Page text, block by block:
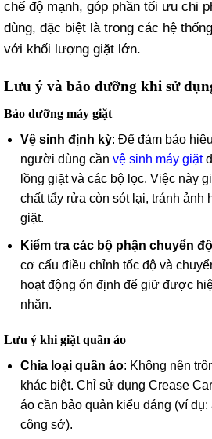
chế độ mạnh, góp phần tối ưu chi
dùng, đặc biệt là trong các hệ
với khối lượng giặt lớn.
Lưu ý và bảo dưỡng khi sử
Bảo dưỡng máy giặt
Vệ sinh định kỳ: Để đảm bảo
người dùng cần vệ sinh máy giặt
lồng giặt và các bộ lọc. Việc này
chất tẩy rửa còn sót lại, tránh ảnh
giặt.
Kiểm tra các bộ phận chuyển
cơ cấu điều chỉnh tốc độ và
hoạt động ổn định để giữ được
nhăn.
Lưu ý khi giặt quần áo
Chia loại quần áo: Không nên
khác biệt. Chỉ sử dụng Crease
áo cần bảo quản kiểu dáng (ví
công sở).